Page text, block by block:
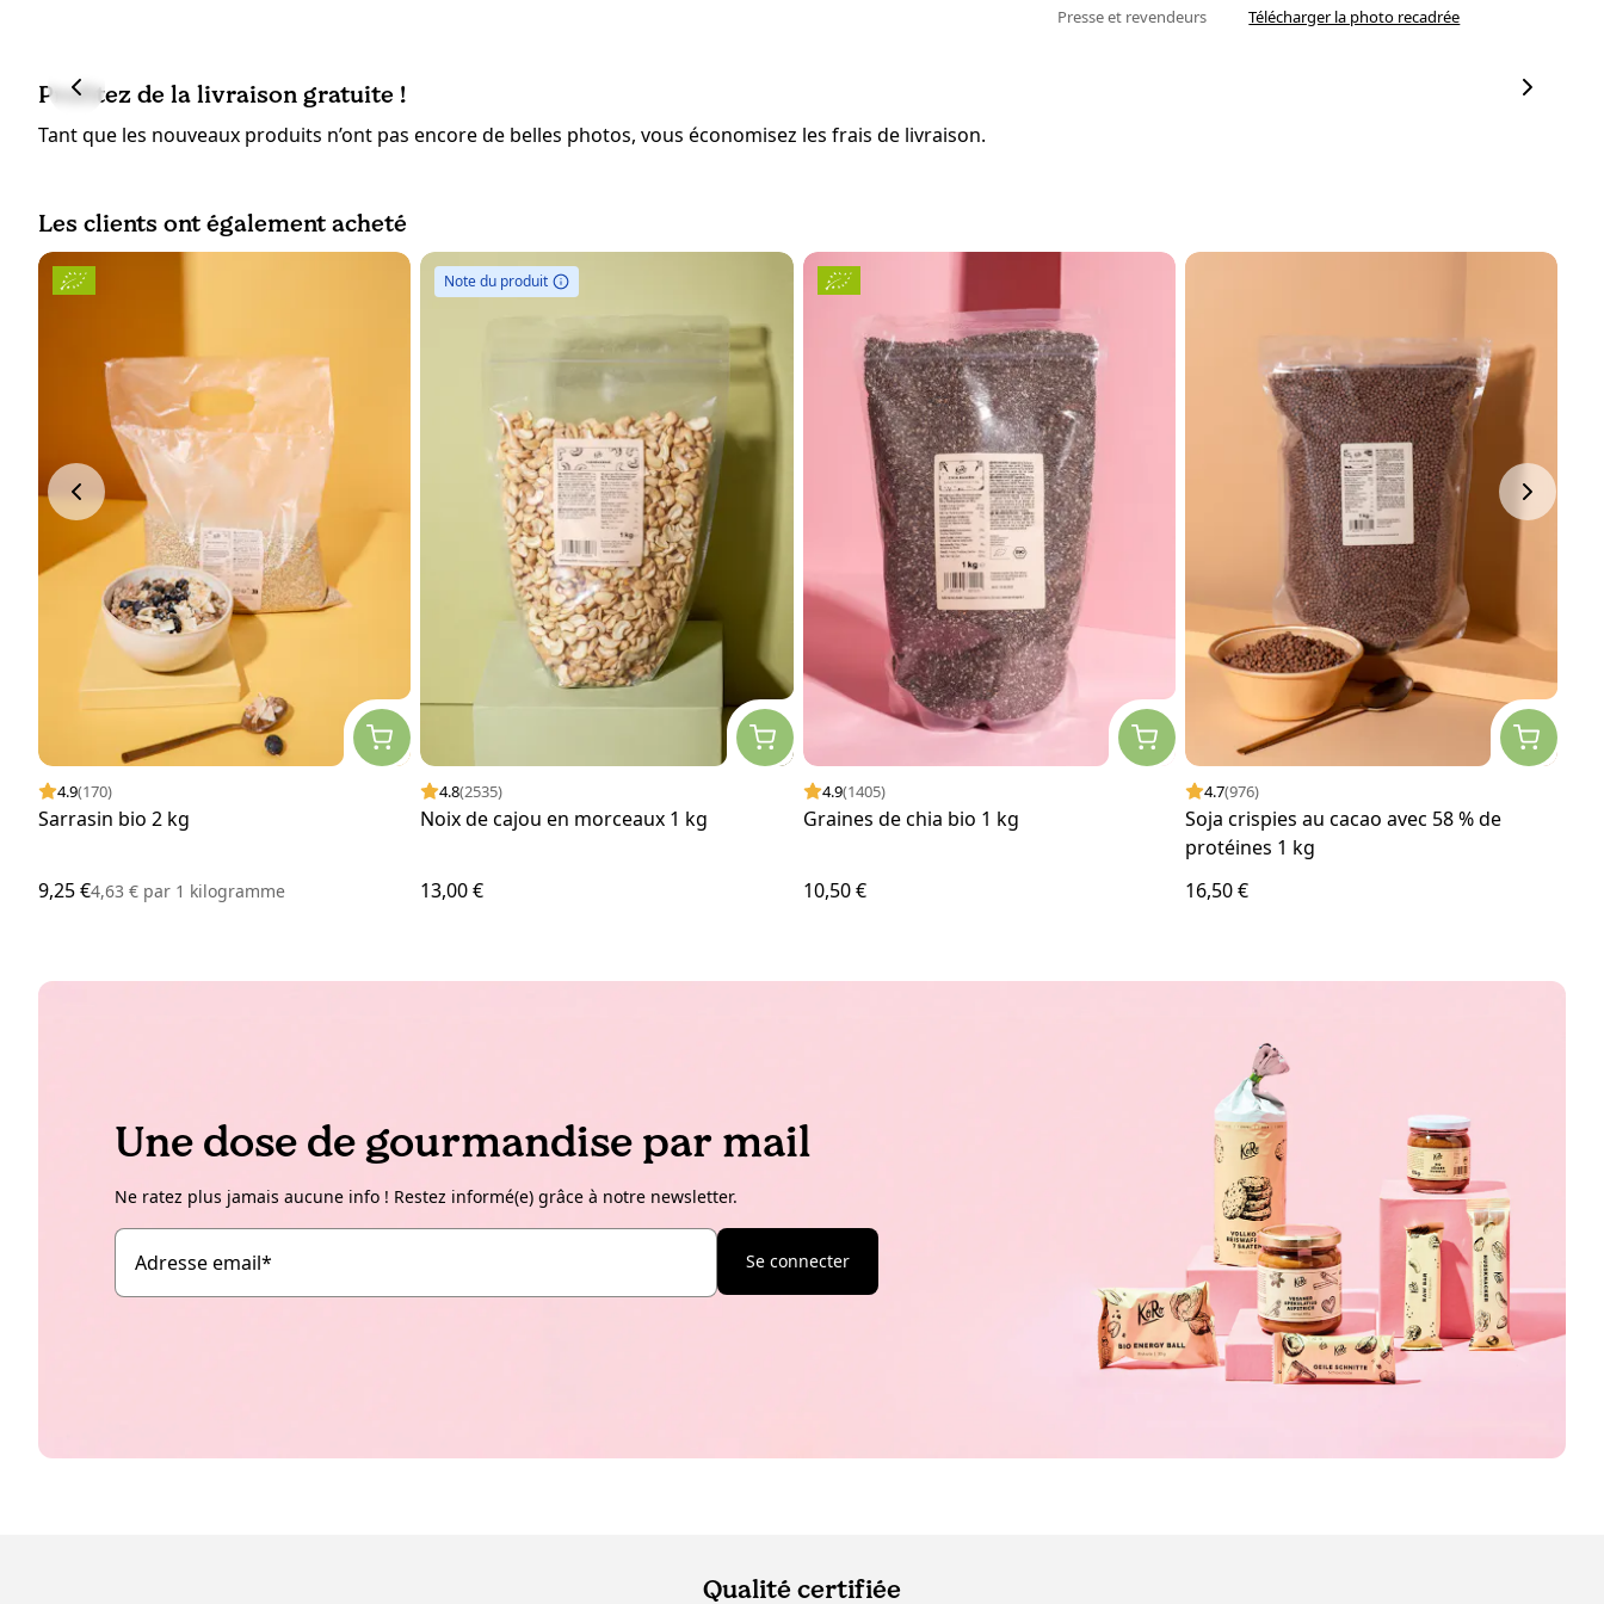
Presse et revendeurs
Télécharger la photo recadrée
Profitez de la livraison gratuite !
Tant que les nouveaux produits n’ont pas encore de belles photos, vous économisez les frais de livraison.
Les clients ont également acheté
4.9(170)
Sarrasin bio 2 kg
9,25 €4,63 € par 1 kilogramme
Note du produit
4.8(2535)
Noix de cajou en morceaux 1 kg
13,00 €
4.9(1405)
Graines de chia bio 1 kg
10,50 €
4.7(976)
Soja crispies au cacao avec 58 % de
protéines 1 kg
16,50 €
Une dose de gourmandise par mail
Ne ratez plus jamais aucune info ! Restez informé(e) grâce à notre newsletter.
Adresse email* Se connecter
Qualité certifiée